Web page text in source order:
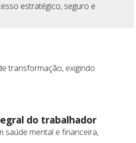
estratégico, seguro e
transformação, exigindo
do trabalhador
saúde mental e financeira,